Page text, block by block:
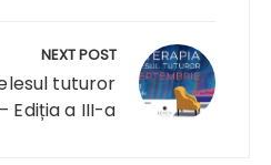
NEXT POST
tuturor
– Ediția a III-a